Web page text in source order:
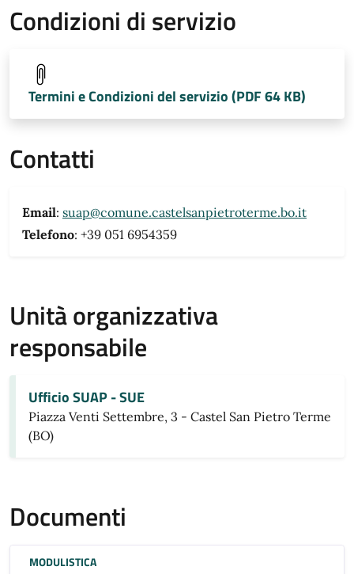
Condizioni di servizio
Termini e Condizioni del servizio (PDF 64 KB)
Contatti
Email: suap@comune.castelsanpietroterme.bo.it
Telefono: +39 051 6954359
Unità organizzativa
responsabile
Ufficio SUAP - SUE
Piazza Venti Settembre, 3 - Castel San Pietro Terme
(BO)
Documenti
MODULISTICA